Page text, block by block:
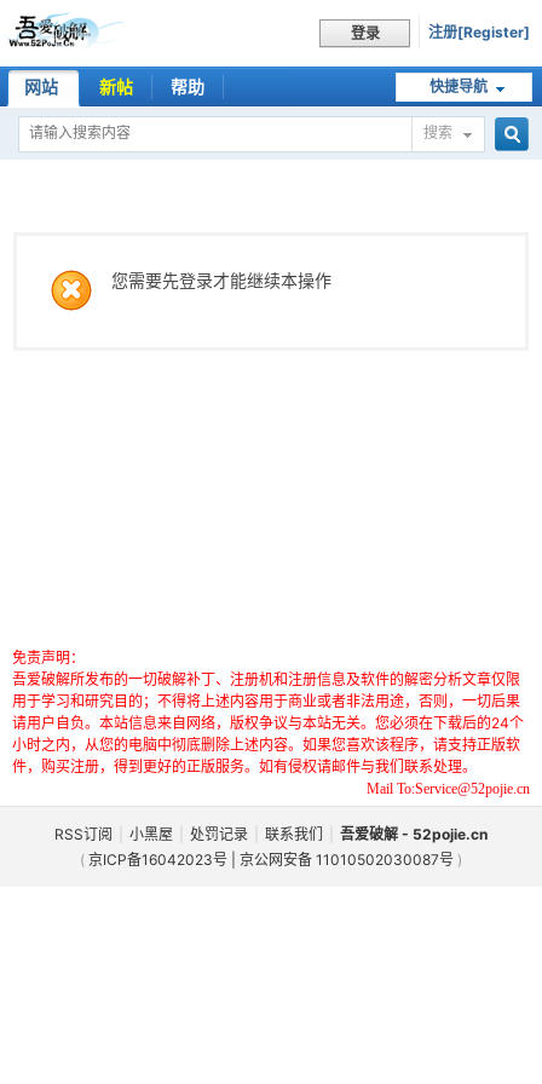
登录 注册[Register]
快捷导航
网站 新帖 帮助
搜索
您需要先登录才能继续本操作
免责声明：
吾爱破解所发布的一切破解补丁、注册机和注册信息及软件的解密分析文章仅限
用于学习和研究目的；不得将上述内容用于商业或者非法用途，否则，一切后果
请用户自负。本站信息来自网络，版权争议与本站无关。您必须在下载后的24个
小时之内，从您的电脑中彻底删除上述内容。如果您喜欢该程序，请支持正版软
件，购买注册，得到更好的正版服务。如有侵权请邮件与我们联系处理。
Mail To:Service@52pojie.cn
RSS订阅 小黑屋 处罚记录 联系我们
吾爱破解 - 52pojie.cn
( 京ICP备16042023号 | 京公网安备 11010502030087号 )